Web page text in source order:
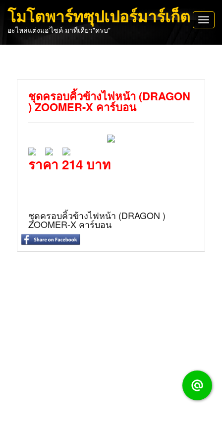
โมโตพาร์ทซุปเปอร์มาร์เก็ต
อะไหล่แต่งมอ'ไซค์ มาที่เดียว"ครบ"
ชุดครอบคิ้วข้างไฟหน้า (DRAGON
) ZOOMER-X คาร์บอน
ราคา 214 บาท
ชุดครอบคิ้วข้างไฟหน้า (DRAGON )
ZOOMER-X คาร์บอน